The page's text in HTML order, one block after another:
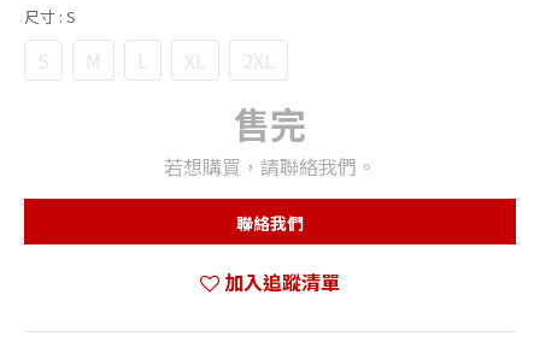
尺寸 : S
S M L XL 2XL
售完
若想購買，請聯絡我們。
聯絡我們
加入追蹤清單